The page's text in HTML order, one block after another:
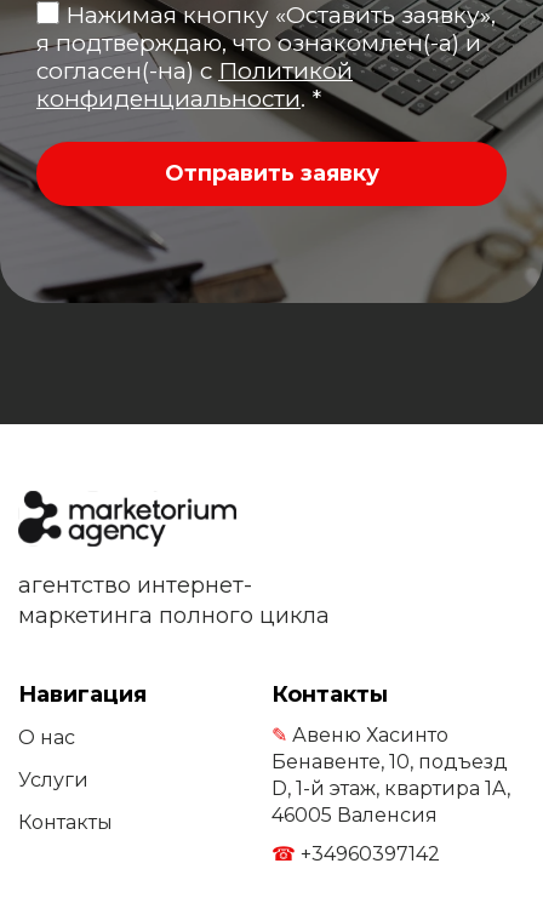
Нажимая кнопку «Оставить заявку»,
я подтверждаю, что ознакомлен(-а) и
согласен(-на) с Политикой
конфиденциальности. *
Отправить заявку
агентство интернет-
маркетинга полного цикла
Навигация
О нас
Услуги
Контакты
Контакты
✎ Авеню Хасинто
Бенавенте, 10, подъезд
D, 1-й этаж, квартира 1A,
46005 Валенсия
☎ +34960397142